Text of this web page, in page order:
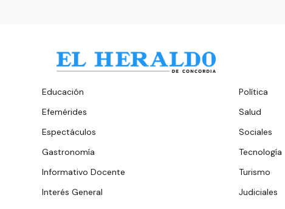
Educación
Efemérides
Espectáculos
Gastronomía
Informativo Docente
Interés General
Política
Salud
Sociales
Tecnología
Turismo
Judiciales